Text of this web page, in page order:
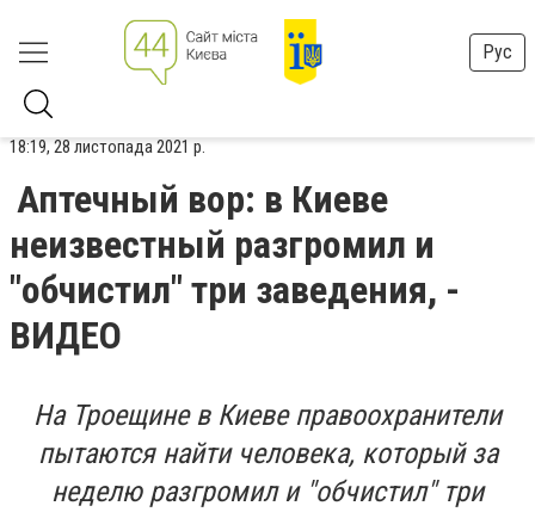
Рус
18:19, 28 листопада 2021 р.
Аптечный вор: в Киеве
неизвестный разгромил и
"обчистил" три заведения, -
ВИДЕО
На Троещине в Киеве правоохранители
пытаются найти человека, который за
неделю разгромил и "обчистил" три